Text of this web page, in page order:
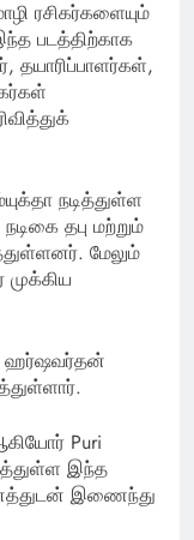
ரசிகர்களையும்
படத்திற்காக
தயாரிப்பாளர்கள்,
நடித்துள்ள
தபு மற்றும்
மேலும்
முக்கிய
ஹர்ஷவர்தன்
Puri
இந்த
இணைந்து